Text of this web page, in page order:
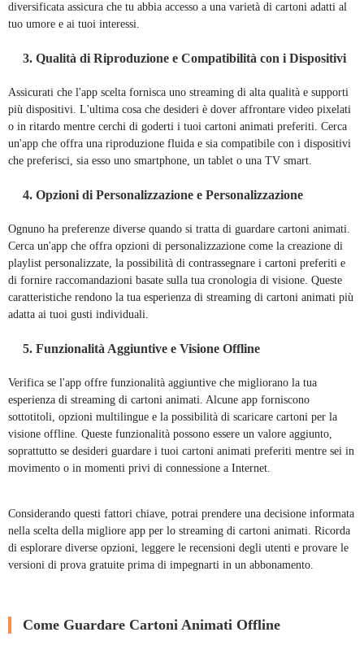
diversificata assicura che tu abbia accesso a una varietà di cartoni adatti al
tuo umore e ai tuoi interessi.
3. Qualità di Riproduzione e Compatibilità con i Dispositivi
Assicurati che l'app scelta fornisca uno streaming di alta qualità e supporti
più dispositivi. L'ultima cosa che desideri è dover affrontare video pixelati
o in ritardo mentre cerchi di goderti i tuoi cartoni animati preferiti. Cerca
un'app che offra una riproduzione fluida e sia compatibile con i dispositivi
che preferisci, sia esso uno smartphone, un tablet o una TV smart.
4. Opzioni di Personalizzazione e Personalizzazione
Ognuno ha preferenze diverse quando si tratta di guardare cartoni animati.
Cerca un'app che offra opzioni di personalizzazione come la creazione di
playlist personalizzate, la possibilità di contrassegnare i cartoni preferiti e
di fornire raccomandazioni basate sulla tua cronologia di visione. Queste
caratteristiche rendono la tua esperienza di streaming di cartoni animati più
adatta ai tuoi gusti individuali.
5. Funzionalità Aggiuntive e Visione Offline
Verifica se l'app offre funzionalità aggiuntive che migliorano la tua
esperienza di streaming di cartoni animati. Alcune app forniscono
sottotitoli, opzioni multilingue e la possibilità di scaricare cartoni per la
visione offline. Queste funzionalità possono essere un valore aggiunto,
soprattutto se desideri guardare i tuoi cartoni animati preferiti mentre sei in
movimento o in momenti privi di connessione a Internet.
Considerando questi fattori chiave, potrai prendere una decisione informata
nella scelta della migliore app per lo streaming di cartoni animati. Ricorda
di esplorare diverse opzioni, leggere le recensioni degli utenti e provare le
versioni di prova gratuite prima di impegnarti in un abbonamento.
Come Guardare Cartoni Animati Offline